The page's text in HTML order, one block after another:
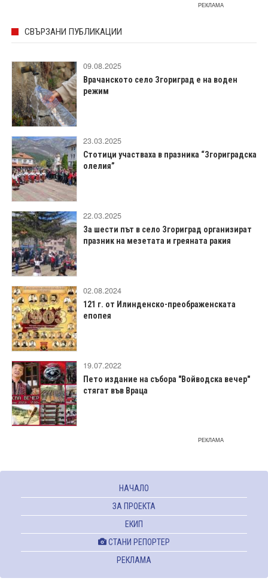
РЕКЛАМА
СВЪРЗАНИ ПУБЛИКАЦИИ
09.08.2025
Врачанското село Згориград е на воден
режим
23.03.2025
Стотици участваха в празника “Згориградска
олелия”
22.03.2025
За шести път в село Згориград организират
празник на мезетата и греяната ракия
02.08.2024
121 г. от Илинденско-преображенската
епопея
19.07.2022
Пето издание на събора "Войводска вечер"
стягат във Враца
РЕКЛАМА
НАЧАЛО
ЗА ПРОЕКТА
ЕКИП
СТАНИ РЕПОРТЕР
РЕКЛАМА